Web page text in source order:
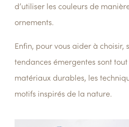
d’utiliser les couleurs de
ornements.
Enfin, pour vous aider à choisir,
tendances émergentes sont
matériaux durables, les
motifs inspirés de la nature.